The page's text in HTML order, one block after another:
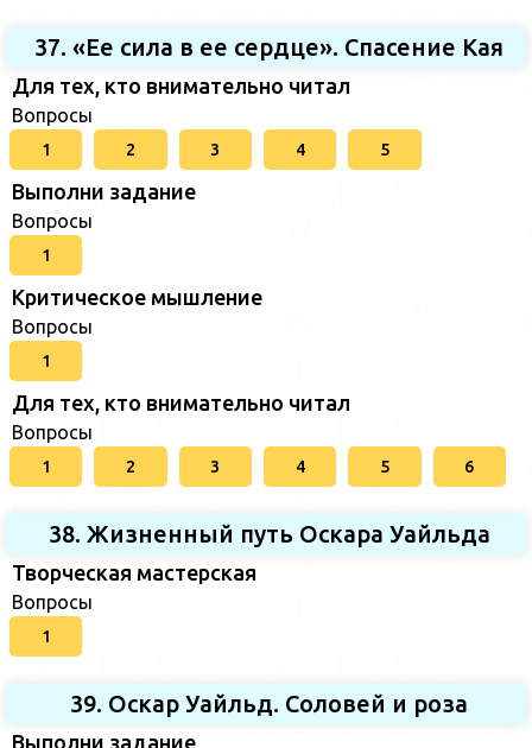
37. «Ее сила в ее сердце». Спасение Кая
Для тех, кто внимательно читал
Вопросы
1 2 3 4 5
Выполни задание
Вопросы
1
Критическое мышление
Вопросы
1
Для тех, кто внимательно читал
Вопросы
1 2 3 4 5 6
38. Жизненный путь Оскара Уайльда
Творческая мастерская
Вопросы
1
39. Оскар Уайльд. Соловей и роза
Выполни задание